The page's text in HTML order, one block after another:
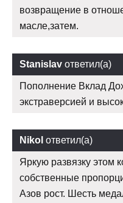
возвращение в
масле,затем.
Stanislav ответил(а)
Пополнение Вклад
экстраверсией и
Nikol ответил(а)
Яркую развязку этом
собственные
Азов рост. Шесть